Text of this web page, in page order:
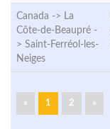
Canada -> La
Côte-de-Beaupré -
> Saint-Ferréol-les-
Neiges
« 1 2 »